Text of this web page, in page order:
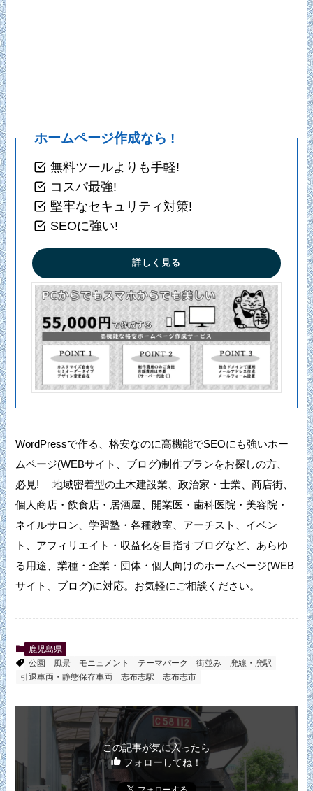
ホームページ作成なら !
無料ツールよりも手軽!
コスパ最強!
堅牢なセキュリティ対策!
SEOに強い!
詳しく見る
WordPressで作る、格安なのに高機能でSEOにも強いホー
ムページ(WEBサイト、ブログ)制作プランをお探しの方、
必見! 地域密着型の土木建設業、政治家・士業、商店街、
個人商店・飲食店・居酒屋、開業医・歯科医院・美容院・
ネイルサロン、学習塾・各種教室、アーチスト、イベン
ト、アフィリエイト・収益化を目指すブログなど、あらゆ
る用途、業種・企業・団体・個人向けのホームページ(WEB
サイト、ブログ)に対応。お気軽にご相談ください。
鹿児島県
公園
風景 モニュメント テーマパーク 街並み
廃線・廃駅
引退車両・静態保存車両
志布志駅 志布志市
この記事が気に入ったら
フォローしてね！